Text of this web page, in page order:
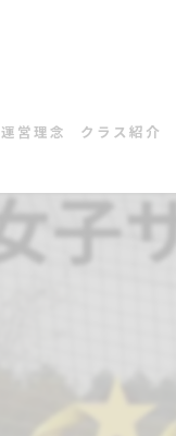
運営理念
コンセプト
ご挨拶
クラス紹介